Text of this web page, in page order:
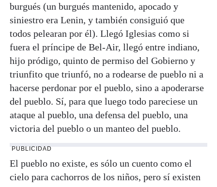
burgués (un burgués mantenido, apocado y
siniestro era Lenin, y también consiguió que
todos pelearan por él). Llegó Iglesias como si
fuera el príncipe de Bel-Air, llegó entre indiano,
hijo pródigo, quinto de permiso del Gobierno y
triunfito que triunfó, no a rodearse de pueblo ni a
hacerse perdonar por el pueblo, sino a apoderarse
del pueblo. Sí, para que luego todo pareciese un
ataque al pueblo, una defensa del pueblo, una
victoria del pueblo o un manteo del pueblo.
PUBLICIDAD
El pueblo no existe, es sólo un cuento como el
cielo para cachorros de los niños, pero sí existen